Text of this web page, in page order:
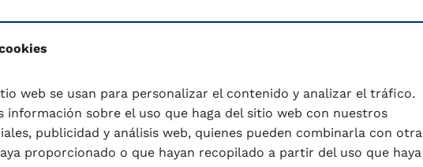
web se usan para personalizar el contenido y analizar el tráfico.
información sobre el uso que haga del sitio web con nuestros
publicidad y análisis web, quienes pueden combinarla con otra
proporcionado o que hayan recopilado a partir del uso que haya
circular
la promoción del
acerca de nuestros
y sabe más sobre